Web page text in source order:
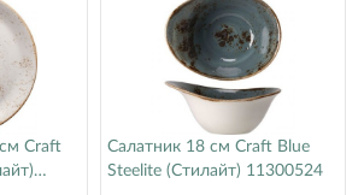
см Craft
Салатник 18 см Craft Blue
Steelite (Стилайт) 11300524